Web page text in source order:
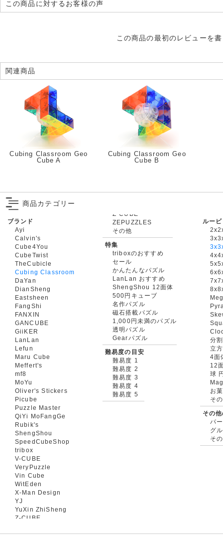
この商品に対するお客様の声
この商品の最初のレビューを
関連商品
Cubing Classroom Geo
Cube A
Cubing Classroom Geo
Cube B
商品カテゴリー
ブランド
Ayi
Calvin's
Cube4You
CubeTwist
TheCubicle
Cubing Classroom
DaYan
DianSheng
Eastsheen
FangShi
FANXIN
GANCUBE
GiiKER
LanLan
Lefun
Maru Cube
Meffert's
mf8
MoYu
Oliver's Stickers
Picube
Puzzle Master
QiYi MoFangGe
Rubik's
ShengShou
SpeedCubeShop
tribox
V-CUBE
VeryPuzzle
Vin Cube
WitEden
X-Man Design
YJ
YuXin ZhiSheng
Z-CUBE
ZEPUZZLES
その他
特集
triboxのおすすめ
セール
かんたんなパズル
LanLan おすすめ
ShengShou 12面体
500円キューブ
名作パズル
磁石搭載パズル
1,000円未満のパズル
透明パズル
Gearパズル
難易度の目安
難易度 1
難易度 2
難易度 3
難易度 4
難易度 5
ルー
分
立
4面
12
球
お
そ
その
パ
グ
そ